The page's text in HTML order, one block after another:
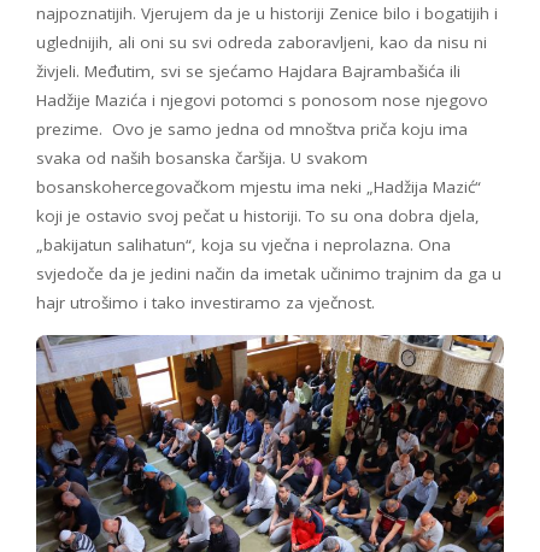
najpoznatijih. Vjerujem da je u historiji Zenice bilo i bogatijih i
uglednijih, ali oni su svi odreda zaboravljeni, kao da nisu ni
živjeli. Međutim, svi se sjećamo Hajdara Bajrambašića ili
Hadžije Mazića i njegovi potomci s ponosom nose njegovo
prezime. Ovo je samo jedna od mnoštva priča koju ima
svaka od naših bosanska čaršija. U svakom
bosanskohercegovačkom mjestu ima neki „Hadžija Mazić“
koji je ostavio svoj pečat u historiji. To su ona dobra djela,
„bakijatun salihatun“, koja su vječna i neprolazna. Ona
svjedoče da je jedini način da imetak učinimo trajnim da ga u
hajr utrošimo i tako investiramo za vječnost.